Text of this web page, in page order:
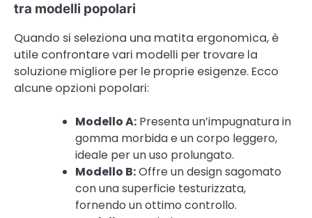
tra modelli popolari
Quando si seleziona una matita ergonomica, è
utile confrontare vari modelli per trovare la
soluzione migliore per le proprie esigenze. Ecco
alcune opzioni popolari:
Modello A: Presenta un’impugnatura in
gomma morbida e un corpo leggero,
ideale per un uso prolungato.
Modello B:Offre un design sagomato
con una superficie testurizzata,
fornendo un ottimo controllo.